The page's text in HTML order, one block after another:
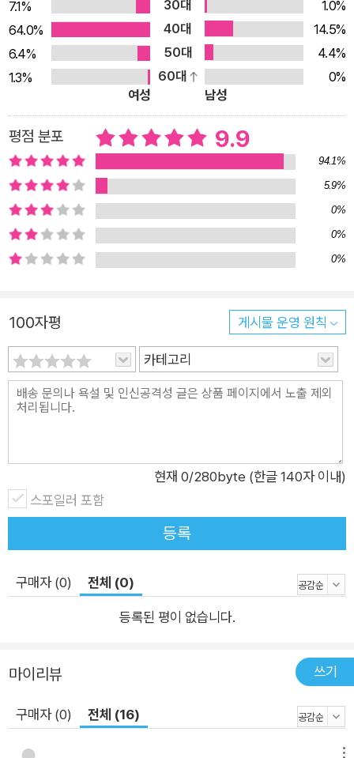
7.1%
30대
1.0%
64.0%
40대
14.5%
6.4%
50대
4.4%
1.3%
60대
0%
여성
남성
평점 분포 9.9
94.1%
5.9%
0%
0%
0%
100자평 게시물 운영 원칙
카테고리
현재 0/280byte (한글 140자 이내)
스포일러 포함
등록
구매자 (0) 전체 (0)
등록된 평이 없습니다.
마이리뷰 쓰기
구매자 (0) 전체 (16)